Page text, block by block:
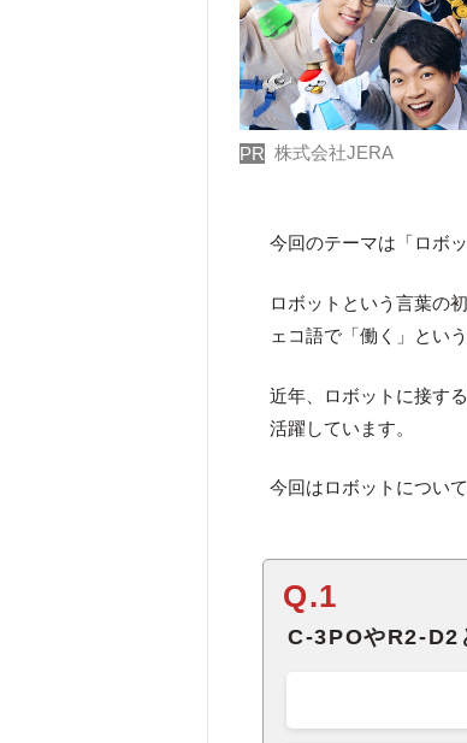
PR 株式会社JERA
今回のテーマは「ロボッ
ロボットという言葉の
ェコ語で「働く」とい
近年、ロボットに接す
活躍しています。
今回はロボットについ
Q.1
C-3POやR2-D2